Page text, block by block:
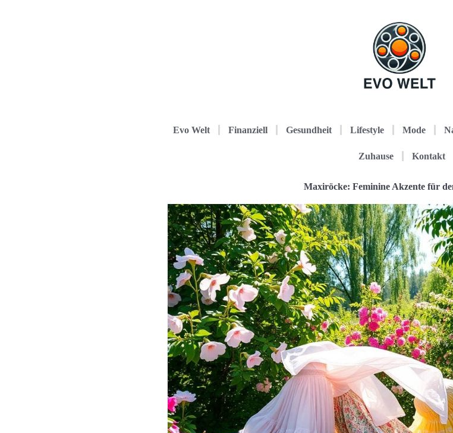
Evo Welt Finanziell Gesundheit Lifestyle Mode
Zuhause Kontakt
Maxiröcke: Feminine Akzente für